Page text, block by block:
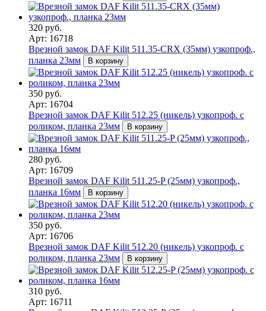
320 руб.
Арт: 16718
Врезной замок DAF Kilit 511.35-CRX (35мм) узкопроф.,
планка 23мм
В корзину
350 руб.
Арт: 16704
Врезной замок DAF Kilit 512.25 (никель) узкопроф. с
роликом, планка 23мм
В корзину
280 руб.
Арт: 16709
Врезной замок DAF Kilit 511.25-P (25мм) узкопроф.,
планка 16мм
В корзину
350 руб.
Арт: 16706
Врезной замок DAF Kilit 512.20 (никель) узкопроф. с
роликом, планка 23мм
В корзину
310 руб.
Арт: 16711